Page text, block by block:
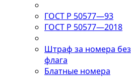
ГОСТ Р 50577—93
ГОСТ Р 50577—2018
Штраф за номера без
флага
Блатные номера